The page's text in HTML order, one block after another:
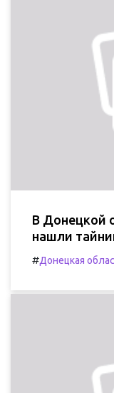
В Донецкой
нашли
#Донецкая